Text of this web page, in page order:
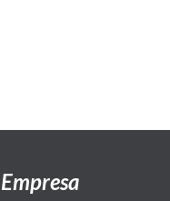
Empresa